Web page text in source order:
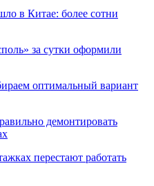
в Китае: более сотни
за сутки оформили
оптимальный вариант
демонтировать
перестают работать